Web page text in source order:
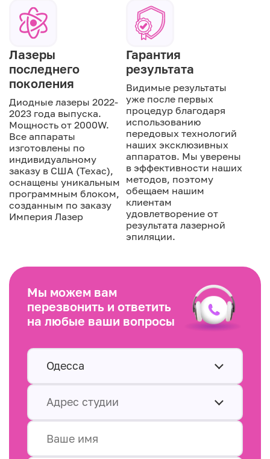
Лазеры
последнего
поколения
Диодные лазеры 2022-
2023 года выпуска.
Мощность от 2000W.
Все аппараты
изготовлены по
индивидуальному
заказу в США (Техас),
оснащены уникальным
программным блоком,
созданным по заказу
Империя Лазер
Гарантия
результата
Видимые результаты
уже после первых
процедур благодаря
использованию
передовых технологий
наших эксклюзивных
аппаратов. Мы уверены
в эффективности наших
методов, поэтому
обещаем нашим
клиентам
удовлетворение от
результата лазерной
эпиляции.
Мы можем вам
перезвонить и ответить
на любые ваши вопросы
Одесса
Адрес студии